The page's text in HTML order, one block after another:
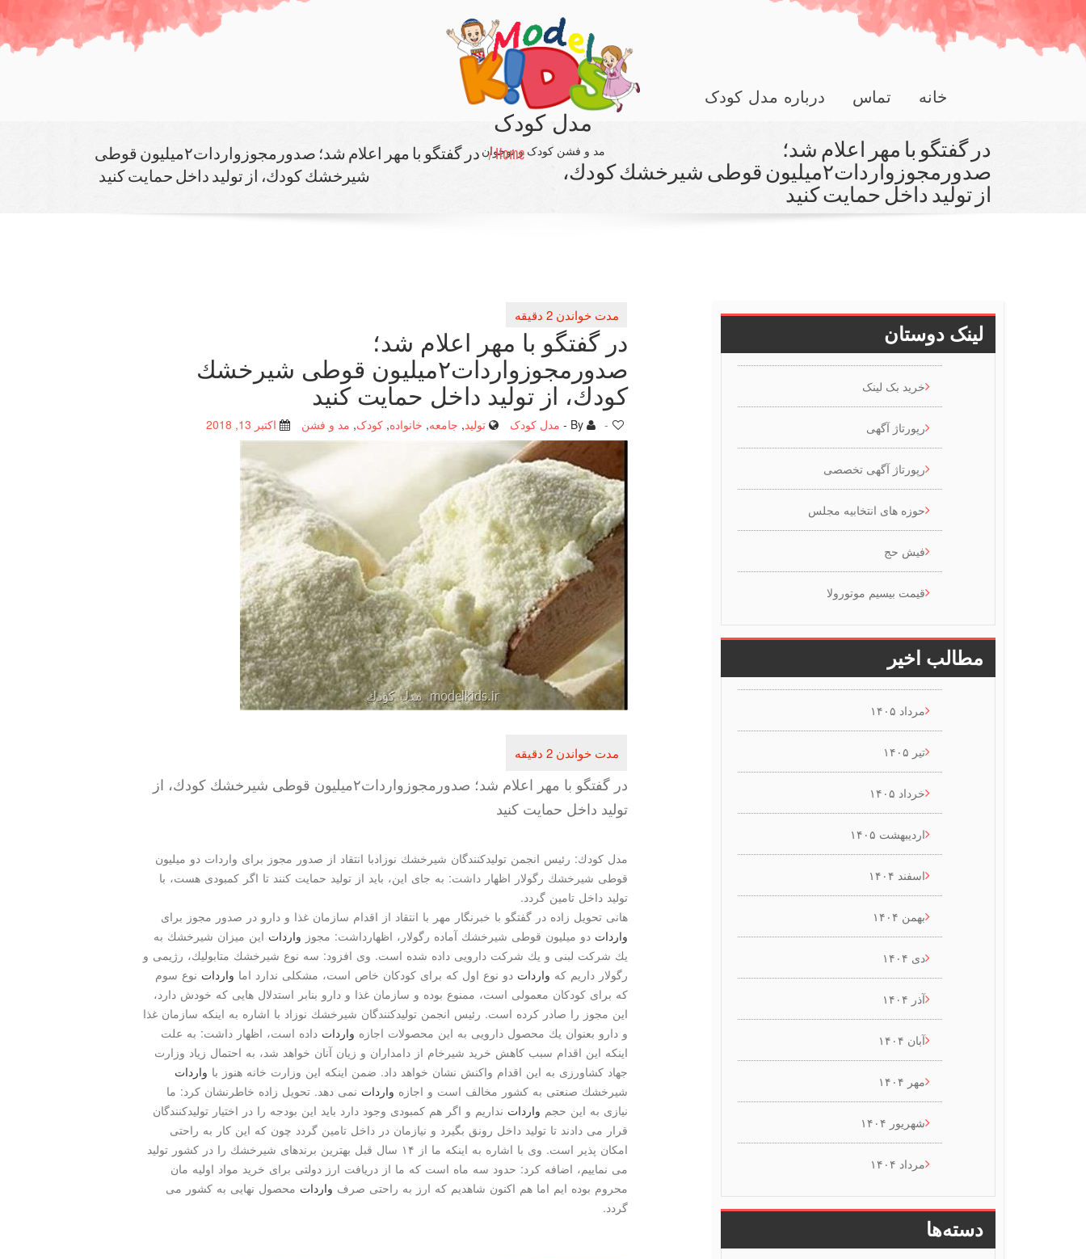
مدل کودک
مد و فشن کودک و نوجوان
خانه تماس درباره مدل کودک
Home /
در گفتگو با مهر اعلام شد؛ صدورمجوزواردات۲میلیون قوطی
شیرخشك كودك، از تولید داخل حمایت كنید
در گفتگو با مهر اعلام شد؛
صدورمجوزواردات۲میلیون قوطی شیرخشك كودك،
از تولید داخل حمایت كنید
در گفتگو با مهر اعلام شد؛
صدورمجوزواردات۲میلیون قوطی شیرخشك
كودك، از تولید داخل حمایت كنید
مدل کودک تولید, جامعه, خانواده, کودک, مد و فشن اکتبر 13, 2018 -
در گفتگو با مهر اعلام شد؛ صدورمجوزواردات۲میلیون قوطی شیرخشك كودك، از
تولید داخل حمایت كنید
مدل كودك: رئیس انجمن تولیدكنندگان شیرخشك نوزادبا انتقاد از صدور مجوز برای واردات دو میلیون
قوطی شیرخشك رگولار اظهار داشت: به جای این، باید از تولید حمایت كنند تا اگر كمبودی هست، با
تولید داخل تامین گردد.
هانی تحویل زاده در گفتگو با خبرنگار مهر با انتقاد از اقدام سازمان غذا و دارو در صدور مجوز برای
واردات دو میلیون قوطی شیرخشك آماده رگولار، اظهارداشت: مجوز واردات این میزان شیرخشك به
یك شركت لبنی و یك شركت دارویی داده شده است. وی افزود: سه نوع شیرخشك متابولیك، رژیمی و
رگولار داریم كه واردات دو نوع اول كه برای كودكان خاص است، مشكلی ندارد اما واردات نوع سوم
كه برای كودكان معمولی است، ممنوع بوده و سازمان غذا و دارو بنابر استدلال هایی كه خودش دارد،
این مجوز را صادر كرده است. رئیس انجمن تولیدكنندگان شیرخشك نوزاد با اشاره به اینكه سازمان غذا
و دارو بعنوان یك محصول دارویی به این محصولات اجازه واردات داده است، اظهار داشت: به علت
اینكه این اقدام سبب كاهش خرید شیرخام از دامداران و زیان آنان خواهد شد، به احتمال زیاد وزارت
جهاد كشاورزی به این اقدام واكنش نشان خواهد داد. ضمن اینكه این وزارت خانه هنوز با واردات
شیرخشك صنعتی به كشور مخالف است و اجازه واردات نمی دهد. تحویل زاده خاطرنشان كرد: ما
نیازی به این حجم واردات نداریم و اگر هم كمبودی وجود دارد باید این بودجه را در اختیار تولیدكنندگان
قرار می دادند تا تولید داخل رونق بگیرد و نیازمان در داخل تامین گردد چون كه این كار به راحتی
امكان پذیر است. وی با اشاره به اینكه ما از ۱۴ سال قبل بهترین برندهای شیرخشك را در كشور تولید
می نماییم، اضافه كرد: حدود سه ماه است كه ما از دریافت ارز دولتی برای خرید مواد اولیه مان
محروم بوده ایم اما هم اكنون شاهدیم كه ارز به راحتی صرف واردات محصول نهایی به كشور می
گردد.
لینک دوستان
خرید بک لینک
رپورتاژ آگهی
رپورتاژ آگهی تخصصی
حوزه های انتخابیه مجلس
فیش حج
قیمت بیسیم موتورولا
مطالب اخیر
مرداد ۱۴۰۵
تیر ۱۴۰۵
خرداد ۱۴۰۵
اردیبهشت ۱۴۰۵
اسفند ۱۴۰۴
بهمن ۱۴۰۴
دی ۱۴۰۴
آذر ۱۴۰۴
آبان ۱۴۰۴
مهر ۱۴۰۴
شهریور ۱۴۰۴
مرداد ۱۴۰۴
دسته‌ها